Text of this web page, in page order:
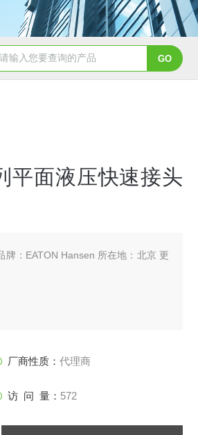
理Parker 45度绝缘防水接头 5353信
平面液压快速接头
牌：EATON Hansen 所在地：北京 更
厂商性质： 代理商
访 问 量： 572